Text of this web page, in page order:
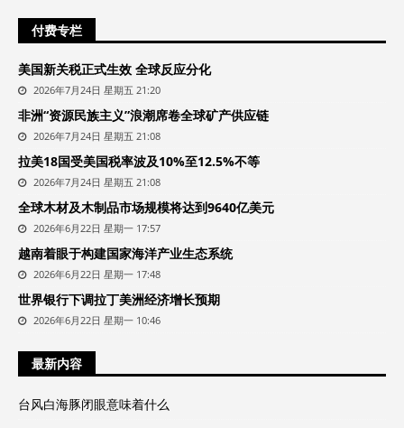
付费专栏
美国新关税正式生效 全球反应分化
2026年7月24日 星期五 21:20
非洲“资源民族主义”浪潮席卷全球矿产供应链
2026年7月24日 星期五 21:08
拉美18国受美国税率波及10%至12.5%不等
2026年7月24日 星期五 21:08
全球木材及木制品市场规模将达到9640亿美元
2026年6月22日 星期一 17:57
越南着眼于构建国家海洋产业生态系统
2026年6月22日 星期一 17:48
世界银行下调拉丁美洲经济增长预期
2026年6月22日 星期一 10:46
最新内容
台风白海豚闭眼意味着什么